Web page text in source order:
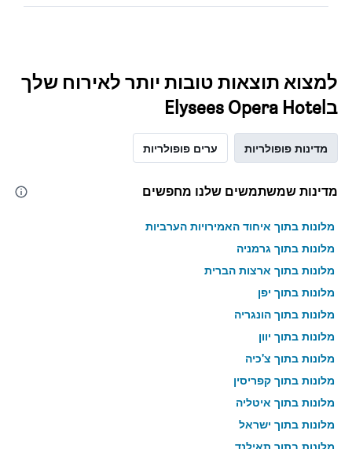
למצוא תוצאות טובות יותר לאירוח שלך
בElysees Opera Hotel
מדינות פופולריות ערים פופולריות
מדינות שמשתמשים שלנו מחפשים
מלונות בתוך איחוד האמירויות הערביות
מלונות בתוך גרמניה
מלונות בתוך ארצות הברית
מלונות בתוך יפן
מלונות בתוך הונגריה
מלונות בתוך יוון
מלונות בתוך צ'כיה
מלונות בתוך קפריסין
מלונות בתוך איטליה
מלונות בתוך ישראל
מלונות בתוך תאילנד